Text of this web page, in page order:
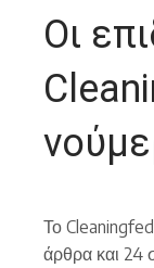
Οι
Το
άρθρα και 24